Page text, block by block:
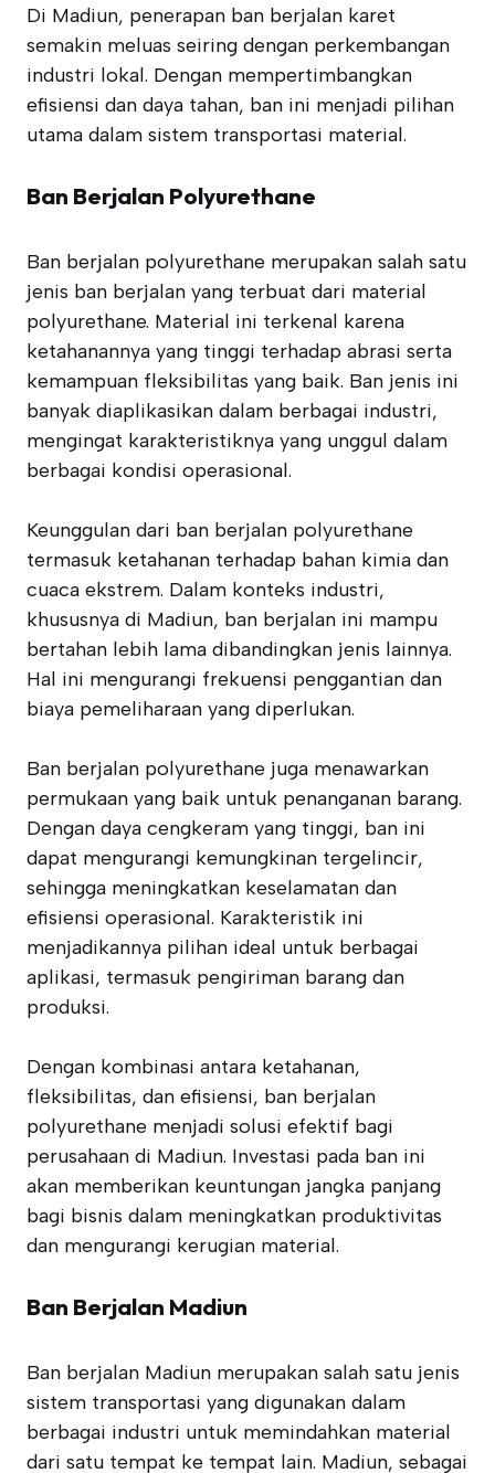
Di Madiun, penerapan ban berjalan karet
semakin meluas seiring dengan perkembangan
industri lokal. Dengan mempertimbangkan
efisiensi dan daya tahan, ban ini menjadi pilihan
utama dalam sistem transportasi material.
Ban Berjalan Polyurethane
Ban berjalan polyurethane merupakan salah satu
jenis ban berjalan yang terbuat dari material
polyurethane. Material ini terkenal karena
ketahanannya yang tinggi terhadap abrasi serta
kemampuan fleksibilitas yang baik. Ban jenis ini
banyak diaplikasikan dalam berbagai industri,
mengingat karakteristiknya yang unggul dalam
berbagai kondisi operasional.
Keunggulan dari ban berjalan polyurethane
termasuk ketahanan terhadap bahan kimia dan
cuaca ekstrem. Dalam konteks industri,
khususnya di Madiun, ban berjalan ini mampu
bertahan lebih lama dibandingkan jenis lainnya.
Hal ini mengurangi frekuensi penggantian dan
biaya pemeliharaan yang diperlukan.
Ban berjalan polyurethane juga menawarkan
permukaan yang baik untuk penanganan barang.
Dengan daya cengkeram yang tinggi, ban ini
dapat mengurangi kemungkinan tergelincir,
sehingga meningkatkan keselamatan dan
efisiensi operasional. Karakteristik ini
menjadikannya pilihan ideal untuk berbagai
aplikasi, termasuk pengiriman barang dan
produksi.
Dengan kombinasi antara ketahanan,
fleksibilitas, dan efisiensi, ban berjalan
polyurethane menjadi solusi efektif bagi
perusahaan di Madiun. Investasi pada ban ini
akan memberikan keuntungan jangka panjang
bagi bisnis dalam meningkatkan produktivitas
dan mengurangi kerugian material.
Ban Berjalan Madiun
Ban berjalan Madiun merupakan salah satu jenis
sistem transportasi yang digunakan dalam
berbagai industri untuk memindahkan material
dari satu tempat ke tempat lain. Madiun, sebagai